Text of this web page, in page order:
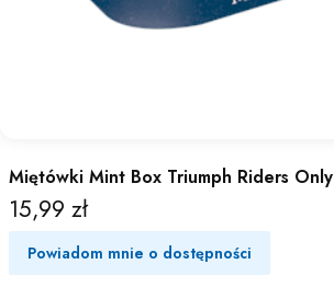
Miętówki Mint Box Triumph Riders Only
Cena
15,99 zł
Powiadom mnie o dostępności